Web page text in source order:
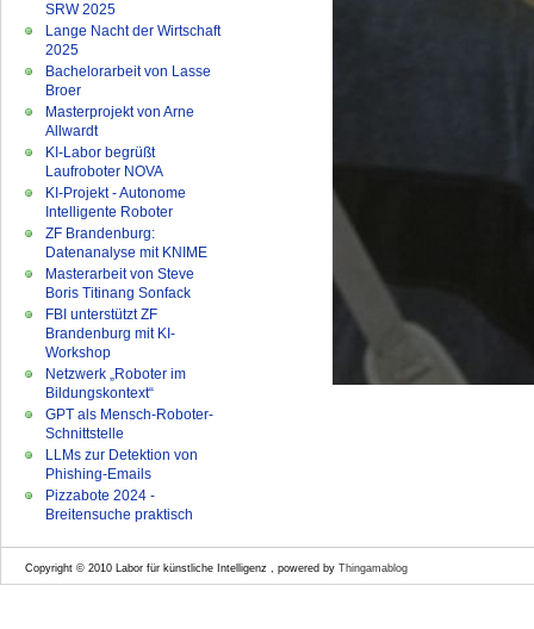
SRW 2025
Lange Nacht der Wirtschaft
2025
Bachelorarbeit von Lasse
Broer
Masterprojekt von Arne
Allwardt
KI-Labor begrüßt
Laufroboter NOVA
KI-Projekt - Autonome
Intelligente Roboter
ZF Brandenburg:
Datenanalyse mit KNIME
Masterarbeit von Steve
Boris Titinang Sonfack
FBI unterstützt ZF
Brandenburg mit KI-
Workshop
Netzwerk „Roboter im
Bildungskontext“
GPT als Mensch-Roboter-
Schnittstelle
LLMs zur Detektion von
Phishing-Emails
Pizzabote 2024 -
Breitensuche praktisch
Copyright © 2010 Labor für künstliche Intelligenz , powered by Thingamablog